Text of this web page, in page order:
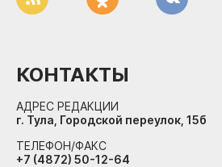
КОНТАКТЫ
АДРЕС РЕДАКЦИИ
г. Тула, Городской переулок, 15б
ТЕЛЕФОН/ФАКС
+7 (4872) 50-12-64